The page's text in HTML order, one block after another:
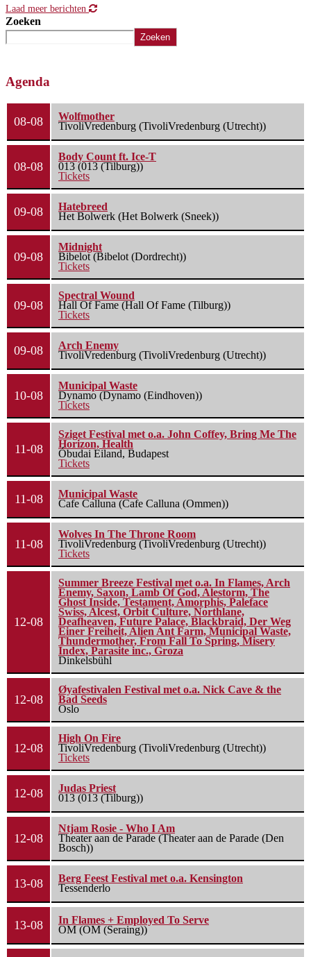
Laad meer berichten
Zoeken
Zoeken
Agenda
08-08
Wolfmother
TivoliVredenburg (TivoliVredenburg (Utrecht))
08-08
Body Count ft. Ice-T
013 (013 (Tilburg))
Tickets
09-08
Hatebreed
Het Bolwerk (Het Bolwerk (Sneek))
09-08
Midnight
Bibelot (Bibelot (Dordrecht))
Tickets
09-08
Spectral Wound
Hall Of Fame (Hall Of Fame (Tilburg))
Tickets
09-08
Arch Enemy
TivoliVredenburg (TivoliVredenburg (Utrecht))
10-08
Municipal Waste
Dynamo (Dynamo (Eindhoven))
Tickets
11-08
Sziget Festival met o.a. John Coffey, Bring Me The
Horizon, Health
Óbudai Eiland, Budapest
Tickets
11-08
Municipal Waste
Cafe Calluna (Cafe Calluna (Ommen))
11-08
Wolves In The Throne Room
TivoliVredenburg (TivoliVredenburg (Utrecht))
Tickets
12-08
Summer Breeze Festival met o.a. In Flames, Arch
Enemy, Saxon, Lamb Of God, Alestorm, The
Ghost Inside, Testament, Amorphis, Paleface
Swiss, Alcest, Orbit Culture, Northlane,
Deafheaven, Future Palace, Blackbraid, Der Weg
Einer Freiheit, Alien Ant Farm, Municipal Waste,
Thundermother, From Fall To Spring, Misery
Index, Parasite inc., Groza
Dinkelsbühl
12-08
Øyafestivalen Festival met o.a. Nick Cave & the
Bad Seeds
Oslo
12-08
High On Fire
TivoliVredenburg (TivoliVredenburg (Utrecht))
Tickets
12-08
Judas Priest
013 (013 (Tilburg))
12-08
Ntjam Rosie - Who I Am
Theater aan de Parade (Theater aan de Parade (Den
Bosch))
13-08
Berg Feest Festival met o.a. Kensington
Tessenderlo
13-08
In Flames + Employed To Serve
OM (OM (Seraing))